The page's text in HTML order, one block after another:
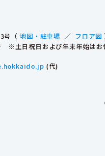
号（ 地図・駐車場 ／ フロア図
※土日祝日および年末年始はお
(代)